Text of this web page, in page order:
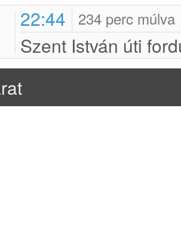
22:44 234 perc múlva
Szent István úti